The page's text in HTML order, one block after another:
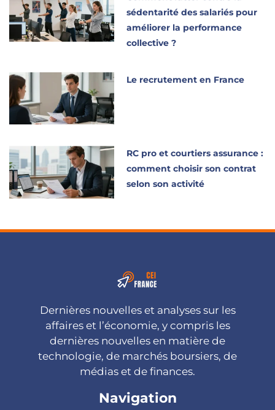
sédentarité des salariés pour
améliorer la performance
collective ?
Le recrutement en France
RC pro et courtiers assurance :
comment choisir son contrat
selon son activité
Dernières nouvelles et analyses sur les
affaires et l’économie, y compris les
dernières nouvelles en matière de
technologie, de marchés boursiers, de
médias et de finances.
Navigation